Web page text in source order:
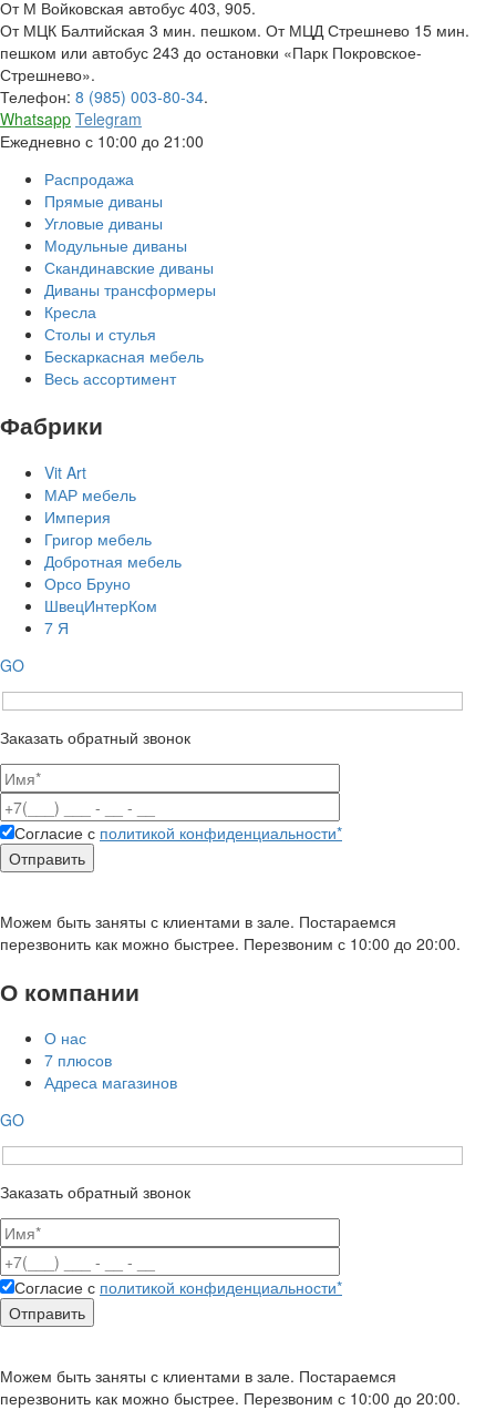
От М Войковская автобус 403, 905.
От МЦК Балтийская 3 мин. пешком. От МЦД Стрешнево 15 мин.
пешком или автобус 243 до остановки «Парк Покровское-
Стрешнево».
Телефон: 8 (985) 003-80-34.
Whatsapp Telegram
Ежедневно с 10:00 до 21:00
Распродажа
Прямые диваны
Угловые диваны
Модульные диваны
Скандинавские диваны
Диваны трансформеры
Кресла
Столы и стулья
Бескаркасная мебель
Весь ассортимент
Фабрики
Vit Art
МАР мебель
Империя
Григор мебель
Добротная мебель
Орсо Бруно
ШвецИнтерКом
7 Я
GO
Заказать обратный звонок
Согласие с политикой конфиденциальности*
Можем быть заняты с клиентами в зале. Постараемся
перезвонить как можно быстрее. Перезвоним с 10:00 до 20:00.
О компании
О нас
7 плюсов
Адреса магазинов
GO
Заказать обратный звонок
Согласие с политикой конфиденциальности*
Можем быть заняты с клиентами в зале. Постараемся
перезвонить как можно быстрее. Перезвоним с 10:00 до 20:00.